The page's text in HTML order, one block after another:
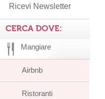
Ricevi Newsletter
CERCA DOVE:
Mangiare
Airbnb
Ristoranti